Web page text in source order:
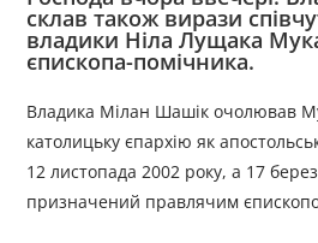
склав також вирази
владики Ніла Лущака
єпископа-помічника.
Владика Мілан Шашік очолював
католицьку єпархію як
12 листопада 2002 року, а 17
призначений правлячим